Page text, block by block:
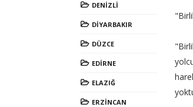
DENİZLİ
DİYARBAKIR
DÜZCE
EDİRNE
ELAZIĞ
ERZİNCAN